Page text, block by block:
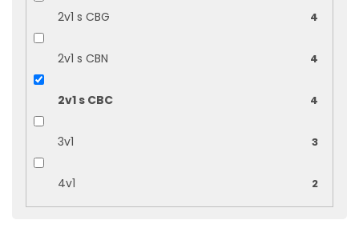
2v1 s CBG 4
2v1 s CBN 4
2v1 s CBC 4
3v1 3
4v1 2